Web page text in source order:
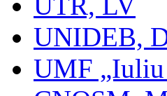
UNIDEB,
UMF „Iuliu